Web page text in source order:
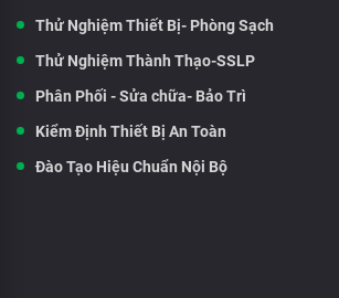
Thử Nghiệm Thiết Bị- Phòng Sạch
Thử Nghiệm Thành Thạo-SSLP
Phân Phối - Sửa chữa- Bảo Trì
Kiểm Định Thiết Bị An Toàn
Đào Tạo Hiệu Chuẩn Nội Bộ